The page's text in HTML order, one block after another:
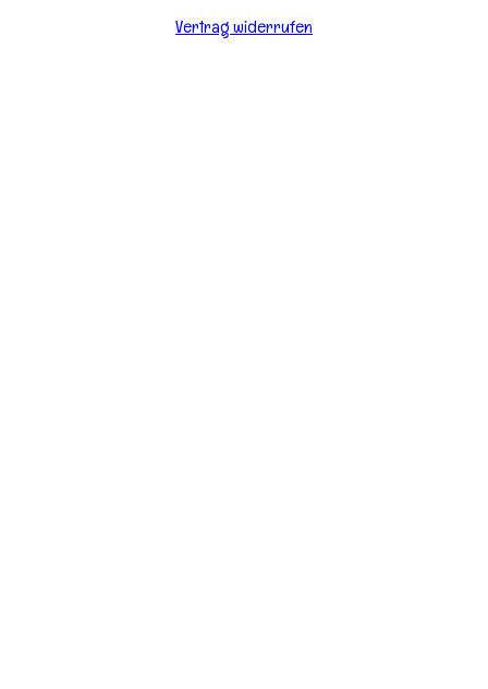
Vertrag widerrufen